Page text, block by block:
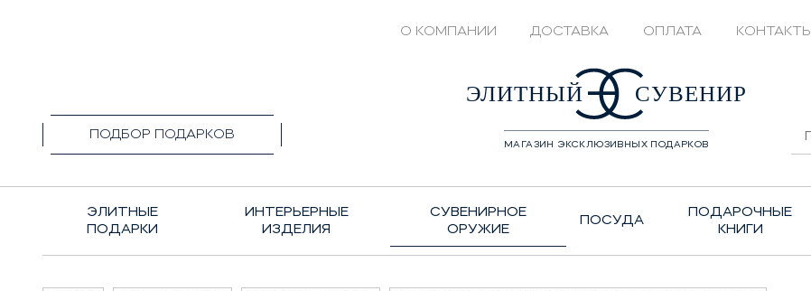
О КОМПАНИИ ДОСТАВКА ОПЛАТА КОНТАКТЫ
ПОДБОР ПОДАРКОВ
+7(495)1428208ЭЛИТНЫЙ СУВЕНИР
МАГАЗИН ЭКСКЛЮЗИВНЫХ ПОДАРКОВ
ЭЛИТНЫЕ
ПОДАРКИ
ИНТЕРЬЕРНЫЕ
ИЗДЕЛИЯ
СУВЕНИРНОЕ
ОРУЖИЕ
ПОСУДА
ПОДАРОЧНЫЕ
КНИГИ